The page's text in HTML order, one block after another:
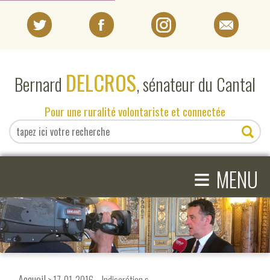
Bernard DELCROS, sénateur du Cantal
Pour une ruralité volontariste et connectée
≡ MENU
EN DIRECT DU SÉNAT
EN DIRECT DU CANTAL
COMPRENDRE LE SÉNAT